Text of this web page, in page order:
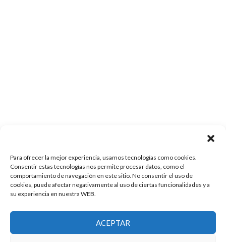
Para ofrecer la mejor experiencia, usamos tecnologías como cookies.
Consentir estas tecnologías nos permite procesar datos, como el
comportamiento de navegación en este sitio. No consentir el uso de
cookies, puede afectar negativamente al uso de ciertas funcionalidades y a
su experiencia en nuestra WEB.
ACEPTAR